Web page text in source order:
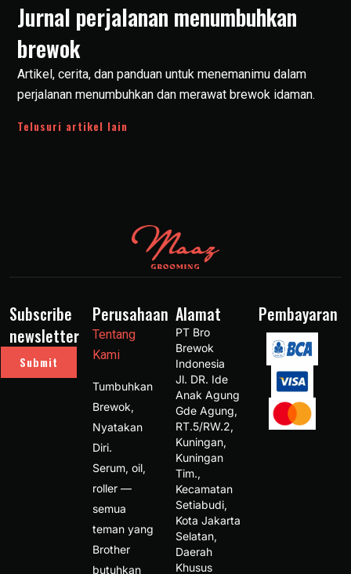
Jurnal perjalanan menumbuhkan
brewok
Artikel, cerita, dan panduan untuk menemanimu dalam
perjalanan menumbuhkan dan merawat brewok idaman.
Telusuri artikel lain
Subscribe
newsletter
Submit
Perusahaan
Tentang
Kami
Tumbuhkan
Brewok,
Nyatakan
Diri.
Serum, oil,
roller —
semua
teman yang
Brother
butuhkan
Alamat
PT Bro
Brewok
Indonesia
Jl. DR. Ide
Anak Agung
Gde Agung,
RT.5/RW.2,
Kuningan,
Kuningan
Tim.,
Kecamatan
Setiabudi,
Kota Jakarta
Selatan,
Daerah
Khusus
Pembayaran